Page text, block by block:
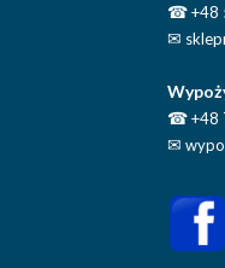
☎+48
✉
☎+48
✉